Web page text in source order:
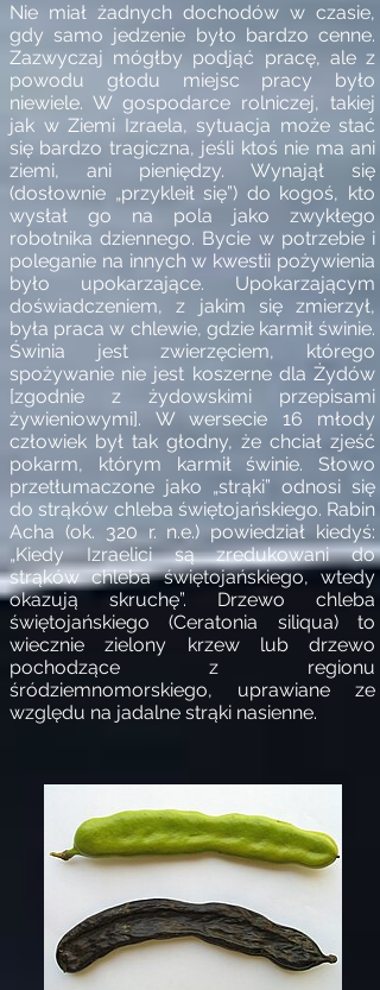
Nie miał żadnych dochodów w czasie,
gdy samo jedzenie było bardzo cenne.
Zazwyczaj mógłby podjąć pracę, ale z
powodu głodu miejsc pracy było
niewiele. W gospodarce rolniczej, takiej
jak w Ziemi Izraela, sytuacja może stać
się bardzo tragiczna, jeśli ktoś nie ma ani
ziemi, ani pieniędzy. Wynajął się
(dosłownie „przykleił się”) do kogoś, kto
wysłał go na pola jako zwykłego
robotnika dziennego. Bycie w potrzebie i
poleganie na innych w kwestii pożywienia
było upokarzające. Upokarzającym
doświadczeniem, z jakim się zmierzył,
była praca w chlewie, gdzie karmił świnie.
Świnia jest zwierzęciem, którego
spożywanie nie jest koszerne dla Żydów
[zgodnie z żydowskimi przepisami
żywieniowymi]. W wersecie 16 młody
człowiek był tak głodny, że chciał zjeść
pokarm, którym karmił świnie. Słowo
przetłumaczone jako „strąki” odnosi się
do strąków chleba świętojańskiego. Rabin
Acha (ok. 320 r. n.e.) powiedział kiedyś:
„Kiedy Izraelici są zredukowani do
strąków chleba świętojańskiego, wtedy
okazują skruchę”. Drzewo chleba
świętojańskiego(Ceratonia siliqua) to
wiecznie zielony krzew lub drzewo
pochodzące z regionu
śródziemnomorskiego, uprawiane ze
względu na jadalne strąki nasienne.